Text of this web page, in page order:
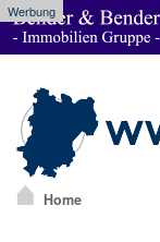
Werbung
Home